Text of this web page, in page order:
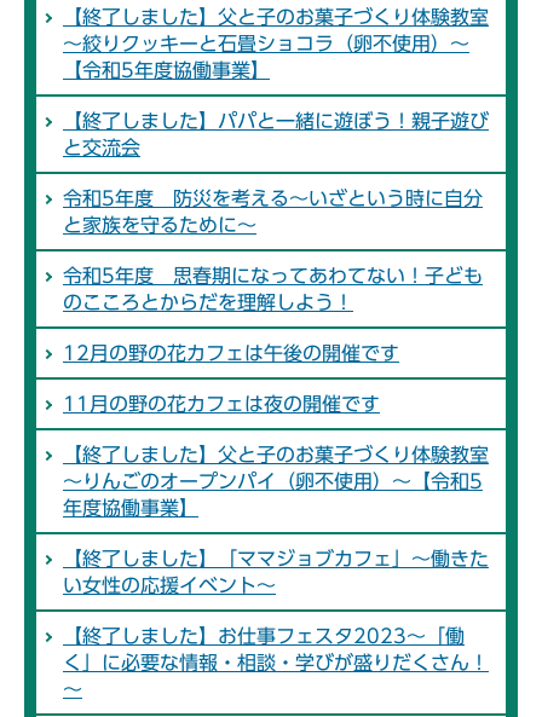
【終了しました】父と子のお菓子づくり体験教室
～絞りクッキーと石畳ショコラ（卵不使用）～
【令和5年度協働事業】
【終了しました】パパと一緒に遊ぼう！親子遊び
と交流会
令和5年度 防災を考える～いざという時に自分
と家族を守るために～
令和5年度 思春期になってあわてない！子ども
のこころとからだを理解しよう！
12月の野の花カフェは午後の開催です
11月の野の花カフェは夜の開催です
【終了しました】父と子のお菓子づくり体験教室
～りんごのオープンパイ（卵不使用）～【令和5
年度協働事業】
【終了しました】「ママジョブカフェ」～働きた
い女性の応援イベント～
【終了しました】お仕事フェスタ2023～「働
く」に必要な情報・相談・学びが盛りだくさん！
～